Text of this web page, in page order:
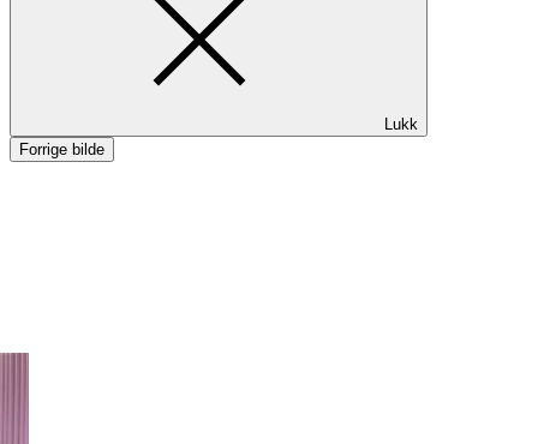
Mat og drikke
Tilbud
Lukk
Forrige bilde